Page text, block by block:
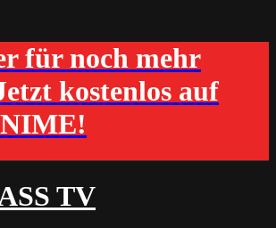
für noch mehr
kostenlos auf
TV